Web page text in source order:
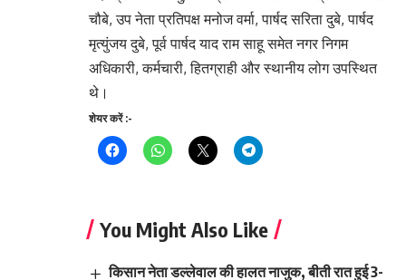
चौबे, उप नेता प्रतिपक्ष मनोज वर्मा, पार्षद सरिता दुबे, पार्षद
मृत्युंजय दुबे, पूर्व पार्षद याद राम साहू समेत नगर निगम
अधिकारी, कर्मचारी, हितग्राही और स्थानीय लोग उपस्थित
थे।
शेयर करें :-
You Might Also Like
किसान नेता डल्लेवाल की हालत नाजुक, बीती रात हुई 3-